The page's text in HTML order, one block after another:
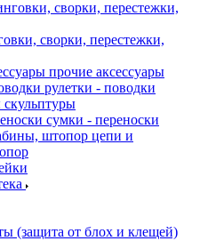
сворки, перестежки,
прочие аксессуары
рулетки - поводки
скульптуры
сумки - переноски
цепи и